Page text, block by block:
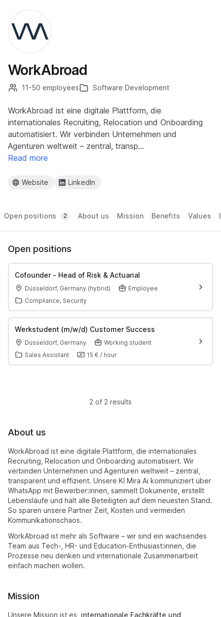
WorkAbroad
11-50 employees Software Development
WorkAbroad ist eine digitale Plattform, die
internationales Recruiting, Relocation und Onboarding
automatisiert. Wir verbinden Unternehmen und
Agenturen weltweit – zentral, transp…
Read more
Website LinkedIn
Open positions 2 About us Mission Benefits Values
Open positions
Cofounder - Head of Risk & Actuarial
Düsseldorf, Germany (hybrid)
Employee
Compliance, Security
Werkstudent (m/w/d) Customer Success
Düsseldorf, Germany
Working student
Sales Assistant
15 € / hour
2 of 2 results
About us
WorkAbroad ist eine digitale Plattform, die internationales
Recruiting, Relocation und Onboarding automatisiert. Wir
verbinden Unternehmen und Agenturen weltweit – zentral,
transparent und effizient. Unsere KI Mira Ai kommuniziert über
WhatsApp mit Bewerber:innen, sammelt Dokumente, erstellt
Lebensläufe und hält alle Beteiligten auf dem neuesten Stand.
So sparen unsere Partner Zeit, Kosten und vermeiden
Kommunikationschaos.
WorkAbroad ist mehr als Software – wir sind ein wachsendes
Team aus Tech-, HR- und Education-Enthusiast:innen, die
Prozesse neu denken und internationale Zusammenarbeit
einfach machen wollen.
Mission
Unsere Mission ist es, internationale Fachkräfte und